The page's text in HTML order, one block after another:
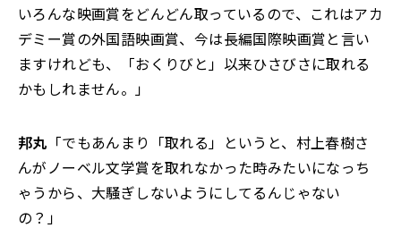
いろんな映画賞をどんどん取っているので、これはアカ
デミー賞の外国語映画賞、今は長編国際映画賞と言い
ますけれども、「おくりびと」以来ひさびさに取れる
かもしれません。」
邦丸 「でもあんまり「取れる」というと、村上春樹さ
んがノーベル文学賞を取れなかった時みたいになっち
ゃうから、大騒ぎしないようにしてるんじゃない
の？」